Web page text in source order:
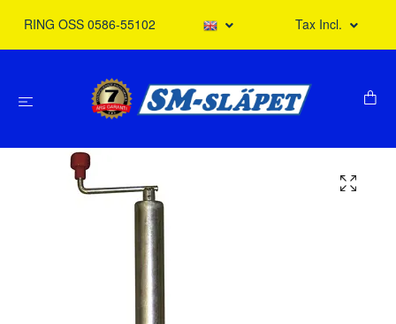
RING OSS 0586-55102 Tax Incl.